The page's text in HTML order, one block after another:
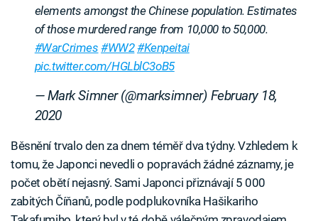
elements amongst the Chinese population. Estimates
of those murdered range from 10,000 to 50,000.
#WarCrimes #WW2#Kenpeitai
pic.twitter.com/HGLblC3oB5
— Mark Simner (@marksimner) February 18,
2020
Běsnění trvalo den za dnem téměř dva týdny. Vzhledem k
tomu, že Japonci nevedli o popravách žádné záznamy, je
počet obětí nejasný. Sami Japonci přiznávají 5 000
zabitých Číňanů, podle podplukovníka Hašikariho